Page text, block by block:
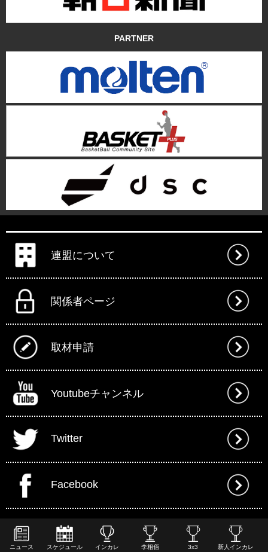
PARTNER
連盟について
関係者ページ
取材申請
Youtubeチャンネル
Twitter
Facebook
ニュース スケジュール インカレ 李相佰 3x3 新人インカレ